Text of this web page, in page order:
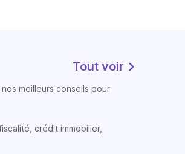
Tout voir
meilleurs conseils pour
crédit immobilier,